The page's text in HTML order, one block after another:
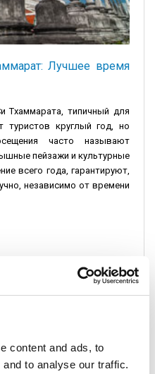
content and ads, to
to analyse our traffic.
Лучшее время
Тхаммарата, типичный для
туристов круглый год, но
часто называют
пейзажи и культурные
всего года, гарантируют,
независимо от времени
Читать меньше